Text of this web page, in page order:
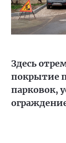
Здесь
покрытие
парковок,